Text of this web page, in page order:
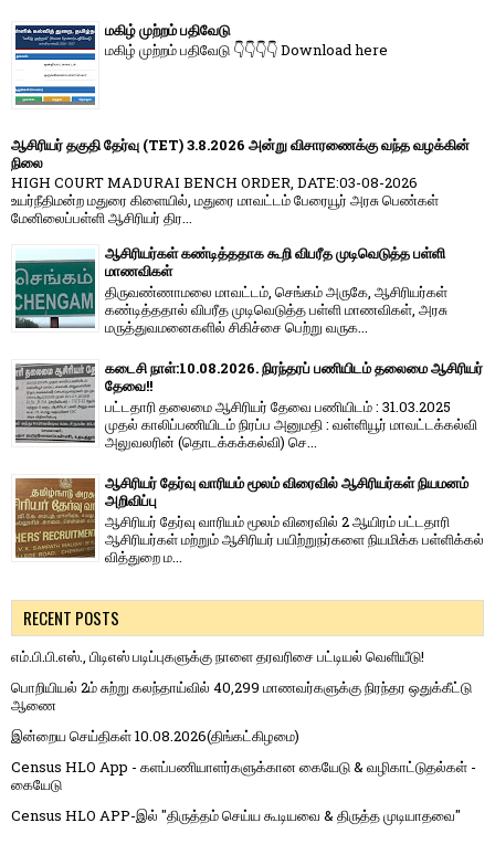
மகிழ் முற்றம் பதிவேடு
மகிழ் முற்றம் பதிவேடு 👇👇👇👇 Download here
ஆசிரியர் தகுதி தேர்வு (TET) 3.8.2026 அன்று விசாரணைக்கு வந்த வழக்கின்
நிலை
HIGH COURT MADURAI BENCH ORDER, DATE:03-08-2026
உயர்நீதிமன்ற மதுரை கிளையில், மதுரை மாவட்டம் பேரையூர் அரசு பெண்கள்
மேனிலைப்பள்ளி ஆசிரியர் திர...
ஆசிரியர்கள் கண்டித்ததாக கூறி விபரீத முடிவெடுத்த பள்ளி
மாணவிகள்
திருவண்ணாமலை மாவட்டம், செங்கம் அருகே, ஆசிரியர்கள்
கண்டித்ததால் விபரீத முடிவெடுத்த பள்ளி மாணவிகள், அரசு
மருத்துவமனைகளில் சிகிச்சை பெற்று வருக...
கடைசி நாள்:10.08.2026. நிரந்தரப் பணியிடம் தலைமை ஆசிரியர்
தேவை!!
பட்டதாரி தலைமை ஆசிரியர் தேவை பணியிடம் : 31.03.2025
முதல் காலிப்பணியிடம் நிரப்ப அனுமதி : வள்ளியூர் மாவட்டக்கல்வி
அலுவலரின் (தொடக்கக்கல்வி) செ...
ஆசிரியர் தேர்வு வாரியம் மூலம் விரைவில் ஆசிரியர்கள் நியமனம்
அறிவிப்பு
ஆசிரியர் தேர்வு வாரி​யம் மூலம் விரை​வில் 2 ஆயிரம் பட்​ட​தாரி
ஆசிரியர்​கள் மற்​றும் ஆசிரியர் பயிற்றுநர்​களை நியமிக்க பள்​ளிக்​கல்​
வித்​துறை ம...
RECENT POSTS
எம்.பி.பி.எஸ்., பிடிஎஸ் படிப்புகளுக்கு நாளை தரவரிசை பட்டியல் வெளியீடு!
பொறியியல் 2ம் சுற்று கலந்தாய்வில் 40,299 மாணவர்களுக்கு நிரந்தர ஒதுக்கீட்டு
ஆணை
இன்றைய செய்திகள் 10.08.2026(திங்கட்கிழமை)
Census HLO App - களப்பணியாளர்களுக்கான கையேடு & வழிகாட்டுதல்கள் -
கையேடு
Census HLO APP-இல் "திருத்தம் செய்ய கூடியவை & திருத்த முடியாதவை"